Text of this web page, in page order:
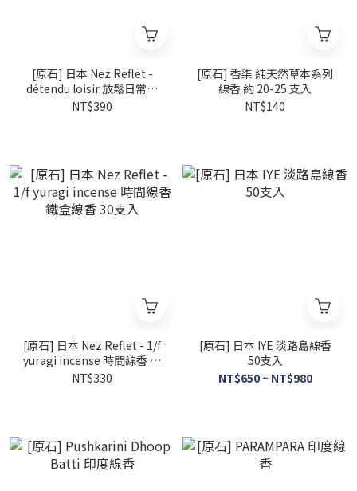
[原石] 日本 Nez Reflet -
détendu loisir 放鬆日常系
列 法式香氛線香 40 支入
NT$390
[原石] 香柒 純天然草本系列
線香 約 20-25 支入
NT$140
[原石] 日本 Nez Reflet - 1/f
yuragi incense 時間線香 鐵
盒線香 30支入
NT$330
[原石] 日本 IYE 淡路島線香
50支入
NT$650 ~ NT$980